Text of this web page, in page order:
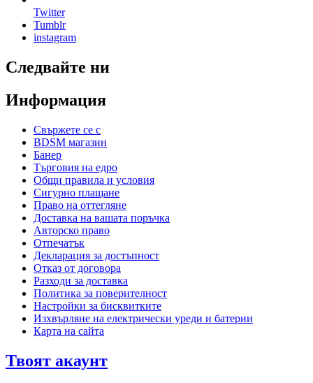
Twitter
Tumblr
instagram
Следвайте ни
Информация
Свържете се с
BDSM магазин
Банер
Търговия на едро
Общи правила и условия
Сигурно плащане
Право на оттегляне
Доставка на вашата поръчка
Авторско право
Отпечатък
Декларация за достъпност
Отказ от договора
Разходи за доставка
Политика за поверителност
Настройки за бисквитките
Изхвърляне на електрически уреди и батерии
Карта на сайта
Твоят акаунт